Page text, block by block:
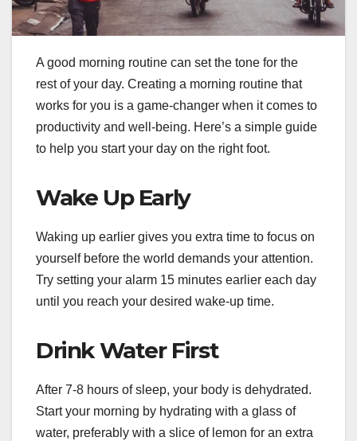
A good morning routine can set the tone for the
rest of your day. Creating a morning routine that
works for you is a game-changer when it comes to
productivity and well-being. Here’s a simple guide
to help you start your day on the right foot.
Wake Up Early
Waking up earlier gives you extra time to focus on
yourself before the world demands your attention.
Try setting your alarm 15 minutes earlier each day
until you reach your desired wake-up time.
Drink Water First
After 7-8 hours of sleep, your body is dehydrated.
Start your morning by hydrating with a glass of
water, preferably with a slice of lemon for an extra